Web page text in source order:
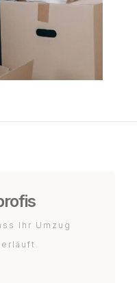
Ihr Umzug